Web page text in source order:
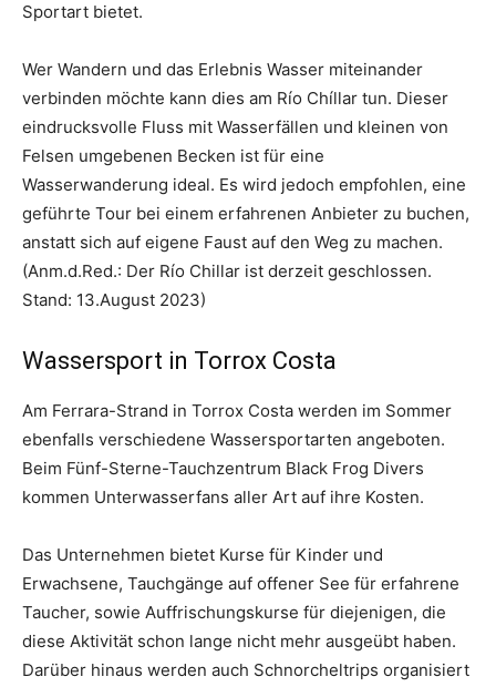
Sportart bietet.
Wer Wandern und das Erlebnis Wasser miteinander
verbinden möchte kann dies am Río Chíllar tun. Dieser
eindrucksvolle Fluss mit Wasserfällen und kleinen von
Felsen umgebenen Becken ist für eine
Wasserwanderung ideal. Es wird jedoch empfohlen, eine
geführte Tour bei einem erfahrenen Anbieter zu buchen,
anstatt sich auf eigene Faust auf den Weg zu machen.
(Anm.d.Red.: Der Río Chillar ist derzeit geschlossen.
Stand: 13.August 2023)
Wassersport in Torrox Costa
Am Ferrara-Strand in Torrox Costa werden im Sommer
ebenfalls verschiedene Wassersportarten angeboten.
Beim Fünf-Sterne-Tauchzentrum Black Frog Divers
kommen Unterwasserfans aller Art auf ihre Kosten.
Das Unternehmen bietet Kurse für Kinder und
Erwachsene, Tauchgänge auf offener See für erfahrene
Taucher, sowie Auffrischungskurse für diejenigen, die
diese Aktivität schon lange nicht mehr ausgeübt haben.
Darüber hinaus werden auch Schnorcheltrips organisiert